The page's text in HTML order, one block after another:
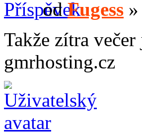
odFugess
Takže zítra
gmrhosting.cz